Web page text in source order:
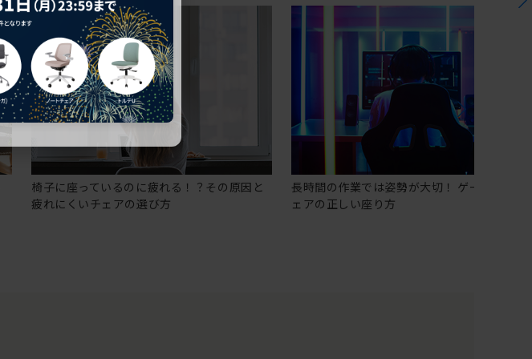
椅子に座っているのに疲れる！？その原因と
疲れにくいチェアの選び方
長時間の作業では姿勢が大切！ ゲーミングチ
ェアの正しい座り方